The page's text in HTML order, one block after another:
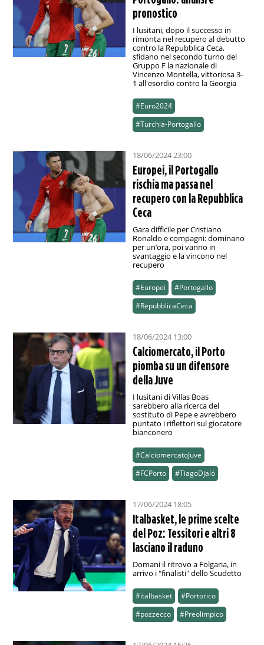
pronostico
I lusitani, dopo il successo in
rimonta nel recupero al debutto
contro la Repubblica Ceca,
sfidano nel secondo turno del
Gruppo F la nazionale di
Vincenzo Montella, vittoriosa 3-
1 all'esordio contro la Georgia
#Euro2024
#Turchia-Portogallo
18/06/2024 23:00
Europei, il Portogallo
rischia ma passa nel
recupero con la Repubblica
Ceca
Gara difficile per Cristiano
Ronaldo e compagni: dominano
per un’ora, poi vanno in
svantaggio e la vincono nel
recupero
#Europei
#Portogallo
#RepubblicaCeca
18/06/2024 13:00
Calciomercato, il Porto
piomba su un difensore
della Juve
I lusitani di Villas Boas
sarebbero alla ricerca del
sostituto di Pepe e avrebbero
puntato i riflettori sul giocatore
bianconero
#CalciomercatoJuve
#FCPorto
#TiagoDjaló
17/06/2024 18:05
Italbasket, le prime scelte
del Poz: Tessitori e altri 8
lasciano il raduno
Domani il ritrovo a Folgaria, in
arrivo i "finalisti" dello Scudetto
#italbasket
#Portorico
#pozzecco
#Preolimpico